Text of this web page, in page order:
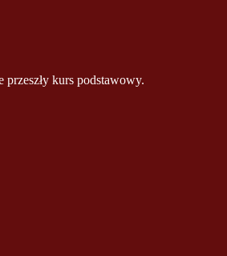
kurs podstawowy.